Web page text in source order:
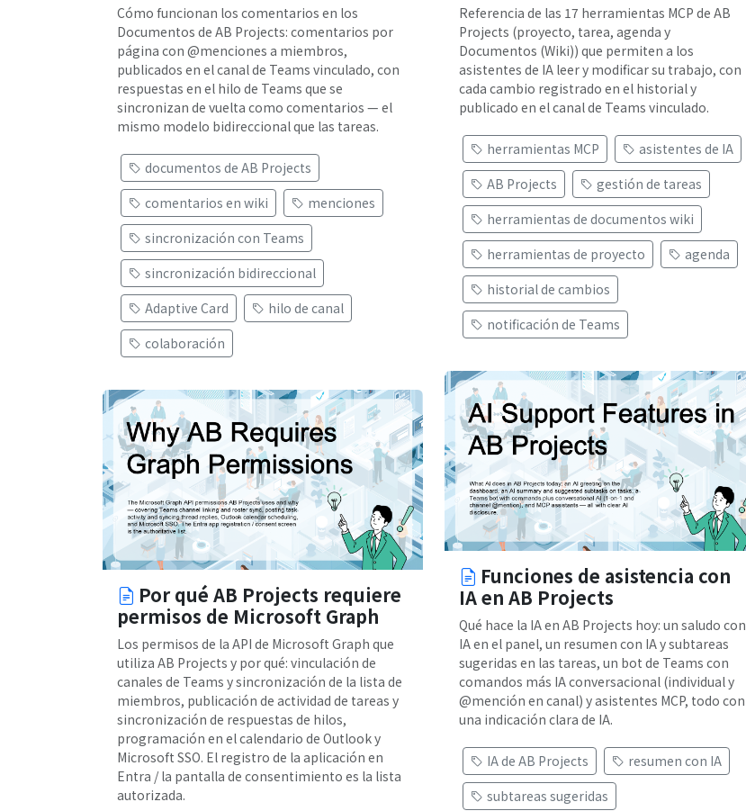
Cómo funcionan los comentarios en los
Documentos de AB Projects: comentarios por
página con @menciones a miembros,
publicados en el canal de Teams vinculado, con
respuestas en el hilo de Teams que se
sincronizan de vuelta como comentarios — el
mismo modelo bidireccional que las tareas.
documentos de AB Projects
comentarios en wiki
menciones
sincronización con Teams
sincronización bidireccional
Adaptive Card
hilo de canal
colaboración
Referencia de las 17 herramientas MCP de AB
Projects (proyecto, tarea, agenda y
Documentos (Wiki)) que permiten a los
asistentes de IA leer y modificar su trabajo, con
cada cambio registrado en el historial y
publicado en el canal de Teams vinculado.
herramientas MCP
asistentes de IA
AB Projects
gestión de tareas
herramientas de documentos wiki
herramientas de proyecto
agenda
historial de cambios
notificación de Teams
Funciones de asistencia con
IA en AB Projects
Qué hace la IA en AB Projects hoy: un saludo con
IA en el panel, un resumen con IA y subtareas
sugeridas en las tareas, un bot de Teams con
comandos más IA conversacional (individual y
@mención en canal) y asistentes MCP, todo con
una indicación clara de IA.
IA de AB Projects
resumen con IA
subtareas sugeridas
Por qué AB Projects requiere
permisos de Microsoft Graph
Los permisos de la API de Microsoft Graph que
utiliza AB Projects y por qué: vinculación de
canales de Teams y sincronización de la lista de
miembros, publicación de actividad de tareas y
sincronización de respuestas de hilos,
programación en el calendario de Outlook y
Microsoft SSO. El registro de la aplicación en
Entra / la pantalla de consentimiento es la lista
autorizada.